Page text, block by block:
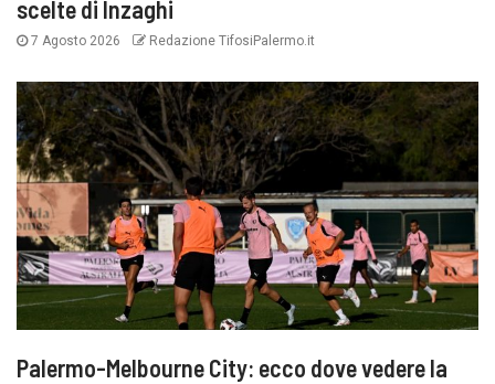
scelte di Inzaghi
7 Agosto 2026 Redazione TifosiPalermo.it
Palermo-Melbourne City: ecco dove vedere la